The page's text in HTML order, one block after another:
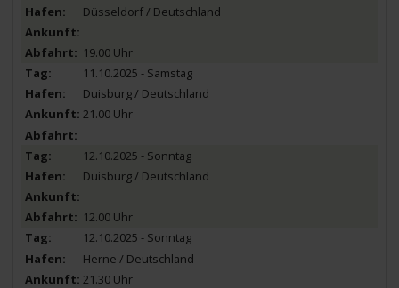
Düsseldorf / Deutschland
19.00 Uhr
11.10.2025 - Samstag
Duisburg / Deutschland
21.00 Uhr
12.10.2025 - Sonntag
Duisburg / Deutschland
12.00 Uhr
12.10.2025 - Sonntag
Herne / Deutschland
21.30 Uhr